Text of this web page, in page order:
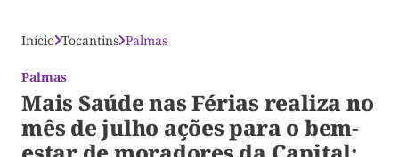
Início Tocantins Palmas
Palmas
Mais Saúde nas Férias realiza no
mês de julho ações para o bem-